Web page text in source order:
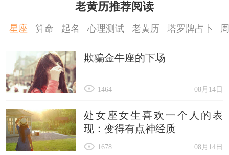
老黄历推荐阅读
星座 算命 起名 心理测试 老黄历 塔罗牌占卜
欺骗金牛座的下场
08月14日
1464
处女座女生喜欢一个人的表
现：变得有点神经质
08月14日
1678